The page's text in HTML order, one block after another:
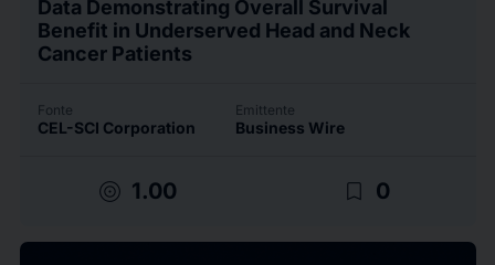
Data Demonstrating Overall Survival
Benefit in Underserved Head and Neck
Cancer Patients
Fonte
CEL-SCI Corporation
Emittente
Business Wire
target 1.00 bookmark_border 0